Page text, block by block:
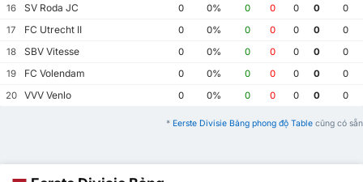
16
SV Roda JC 0 0% 0 0 0 0
0
17
FC Utrecht II 0 0% 0 0 0 0
0
18
SBV Vitesse 0 0% 0 0 0 0
0
19
FC Volendam 0 0% 0 0 0 0
0
20
VVV Venlo 0 0% 0 0 0 0 0
* Eerste Divisie Bảng phong độ Table cũng có sẵn